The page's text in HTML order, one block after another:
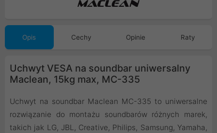
Opis Cechy Opinie Raty
Uchwyt VESA na soundbar uniwersalny
Maclean, 15kg max, MC-335
Uchwyt na soundbar Maclean MC-335 to uniwersalne
rozwiązanie do montażu soundbarów różnych marek,
takich jak LG, JBL, Creative, Philips, Samsung, Yamaha,